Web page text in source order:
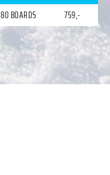
80 BOARDS 759,-